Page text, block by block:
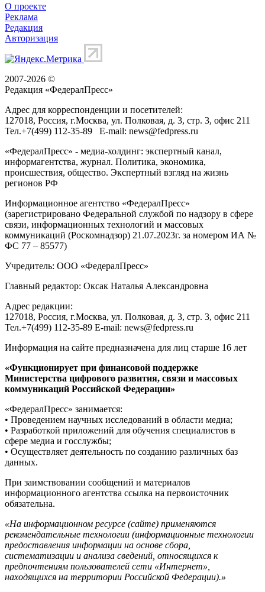
О проекте
Реклама
Редакция
Авторизация
2007-2026 ©
Редакция «ФедералПресс»
Адрес для корреспонденции и посетителей:
127018, Россия, г.Москва, ул. Полковая, д. 3, стр. 3, офис 211
Тел.+7(499) 112-35-89 E-mail: news@fedpress.ru
«ФедералПресс» - медиа-холдинг: экспертный канал,
информагентства, журнал. Политика, экономика,
происшествия, общество. Экспертный взгляд на жизнь
регионов РФ
Информационное агентство «ФедералПресс»
(зарегистрировано Федеральной службой по надзору в сфере
связи, информационных технологий и массовых
коммуникаций (Роскомнадзор) 21.07.2023г. за номером ИА №
ФС 77 – 85577)
Учредитель: ООО «ФедералПресс»
Главный редактор: Оксак Наталья Александровна
Адрес редакции:
127018, Россия, г.Москва, ул. Полковая, д. 3, стр. 3, офис 211
Тел.+7(499) 112-35-89 E-mail: news@fedpress.ru
Информация на сайте предназначена для лиц старше 16 лет
«Функционирует при финансовой поддержке
Министерства цифрового развития, связи и массовых
коммуникаций Российской Федерации»
«ФедералПресс» занимается:
• Проведением научных исследований в области медиа;
• Разработкой приложений для обучения специалистов в
сфере медиа и госслужбы;
• Осуществляет деятельность по созданию различных баз
данных.
При заимствовании сообщений и материалов
информационного агентства ссылка на первоисточник
обязательна.
«На информационном ресурсе (сайте) применяются
рекомендательные технологии (информационные технологии
предоставления информации на основе сбора,
систематизации и анализа сведений, относящихся к
предпочтениям пользователей сети «Интернет»,
находящихся на территории Российской Федерации).»